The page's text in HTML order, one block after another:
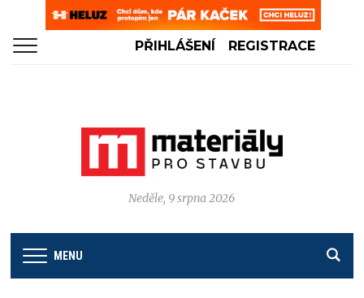
PŘIHLÁŠENÍ REGISTRACE
Neděle, 9 srpna 2026
MENU